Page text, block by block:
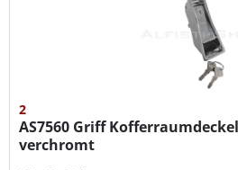
2
AS7560 Griff
verchromt